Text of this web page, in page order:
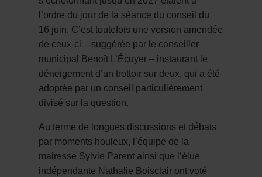
l’ordre du jour de la séance du conseil du
16 juin. C’est toutefois une version amendée
de ceux-ci – suggérée par le conseiller
municipal Benoît L’Écuyer – instaurant le
déneigement d’un trottoir sur deux, qui a été
adoptée par un conseil particulièrement
divisé sur la question.
Au terme de longues discussions et débats
par moments houleux, l’équipe de la
mairesse Sylvie Parent ainsi que l’élue
indépendante Nathalie Boisclair ont voté